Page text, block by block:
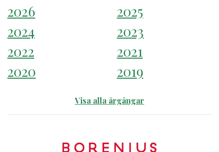
2026
2025
2024
2023
2022
2021
2020
2019
Visa alla årgångar